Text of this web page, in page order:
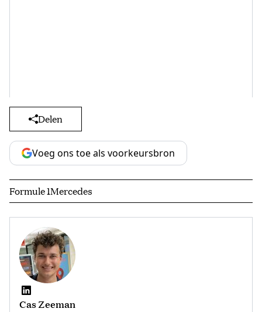
Delen
Voeg ons toe als voorkeursbron
Formule 1Mercedes
Cas Zeeman